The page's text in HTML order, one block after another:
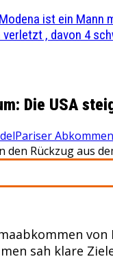
ist ein Mann
, davon 4
Die USA
Pariser Abkommen
Rückzug aus
sah klare